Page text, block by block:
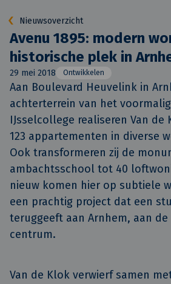
Nieuwsoverzicht
Avenu 1895: modern
historische plek in
29 mei 2018 Ontwikkelen
Aan Boulevard Heuvelink in
achterterrein van het
IJsselcollege realiseren Van de
123 appartementen in diverse
Ook transformeren zij de
ambachtsschool tot 40
nieuw komen hier op subtiele
een prachtig project dat een
teruggeeft aan Arnhem, aan
centrum.
Van de Klok verwierf samen